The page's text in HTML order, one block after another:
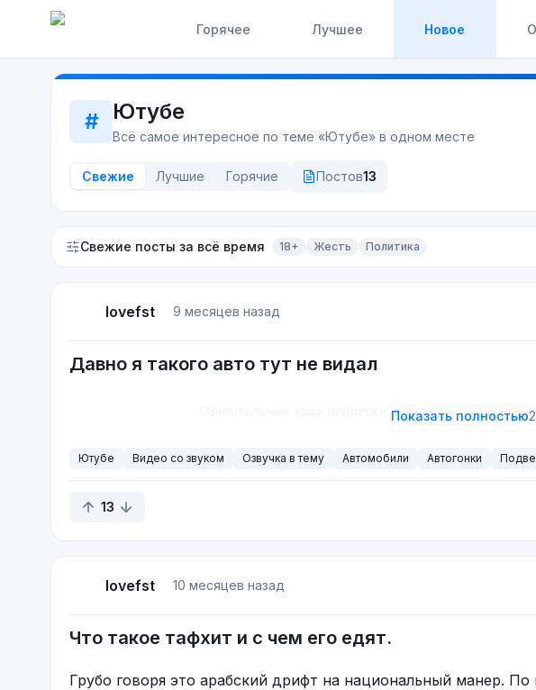
Горячее Лучшее Новое
# Ютубе
Всё самое интересное по теме «Ютубе» в одном месте
Свежие Лучшие Горячие Постов13
Свежие посты за всё время 18+ Жесть Политика
lovefst 9 месяцев назад
Давно я такого авто тут не видал
Офигительные ходы подвески и отличнаяПоказать полностью2
Ютубе Видео со звуком Озвучка в тему Автомобили Автогонки
13
lovefst 10 месяцев назад
Что такое тафхит и с чем его едят.
Грубо говоря это арабский дрифт на национальный манер.